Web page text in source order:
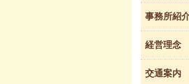
事務所紹
経営理念
交通案内